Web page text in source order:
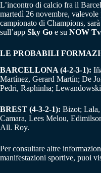
L’incontro di calcio fra il
martedì 26 novembre,
campionato di Champions,
sull’app Sky Go e su NOW
LE PROBABILI
BARCELLONA (4-2-3-1):
Martínez, Gerard Martín; De
Pedri, Raphinha;
BREST (4-3-2-1): Bizot; Lala,
Camara, Lees Melou,
All. Roy.
Per consultare altre
manifestazioni sportive, puoi